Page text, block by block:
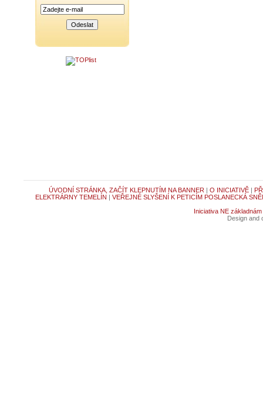
ÚVODNÍ STRÁNKA, ZAČÍT KLEPNUTÍM NA BANNER | O INICIATIVĚ|
ELEKTRÁRNY TEMELÍN | VEŘEJNÉ SLYŠENÍ K PETICÍM POSLANECKÁ
Iniciativa NE základnám
Design and